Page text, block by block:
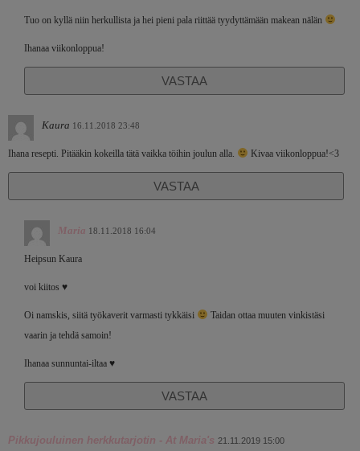
Tuo on kyllä niin herkullista ja hei pieni pala riittää tyydyttämään makean nälän
Ihanaa viikonloppua!
VASTAA
Kaura 16.11.2018 23:48
Ihana resepti. Pitääkin kokeilla tätä vaikka töihin joulun alla. Kivaa viikonloppua!<3
VASTAA
Maria 18.11.2018 16:04
Heipsun Kaura
voi kiitos ♥
Oi namskis, siitä työkaverit varmasti tykkäisi
Taidan ottaa muuten vinkistäsi
vaarin ja tehdä samoin!
Ihanaa sunnuntai-iltaa ♥
VASTAA
Pikkujouluinen herkkutarjotin - At Maria's 21.11.2019 15:00